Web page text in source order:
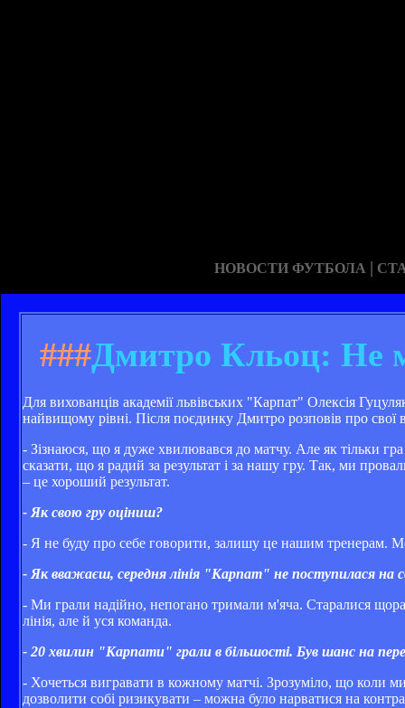
НОВОСТИ ФУТБОЛА |
###Дмитро Кльоц: Не
Для вихованців академії львівських "Карпат" Олексія
найвищому рівні. Після поєдинку Дмитро розповів про свої
- Зізнаюся, що я дуже хвилювався до матчу. Але як тільки
сказати, що я радий за результат і за нашу гру. Так, ми
– це хороший результат.
- Як свою гру оціниш?
- Я не буду про себе говорити, залишу це нашим тренерам.
- Як вважаєш, середня лінія "Карпат" не поступилася на
- Ми грали надійно, непогано тримали м'яча. Старалися
лінія, але й уся команда.
- 20 хвилин "Карпати" грали в більшості. Був шанс на
- Хочеться вигравати в кожному матчі. Зрозуміло, що коли
дозволити собі ризикувати – можна було нарватися на